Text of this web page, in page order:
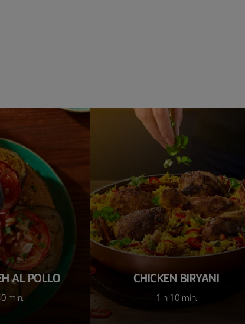
AL POLLO
min.
CHICKEN BIRYANI
1 h 10 min.